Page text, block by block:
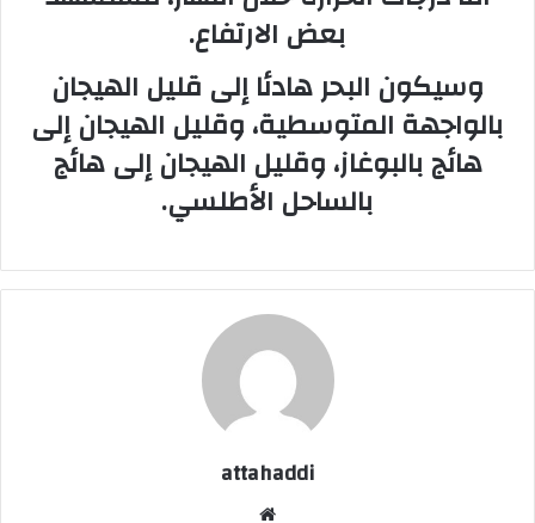
بعض الارتفاع.
وسيكون البحر هادئا إلى قليل الهيجان
بالواجهة المتوسطية، وقليل الهيجان إلى
هائج بالبوغاز، وقليل الهيجان إلى هائج
بالساحل الأطلسي.
attahaddi